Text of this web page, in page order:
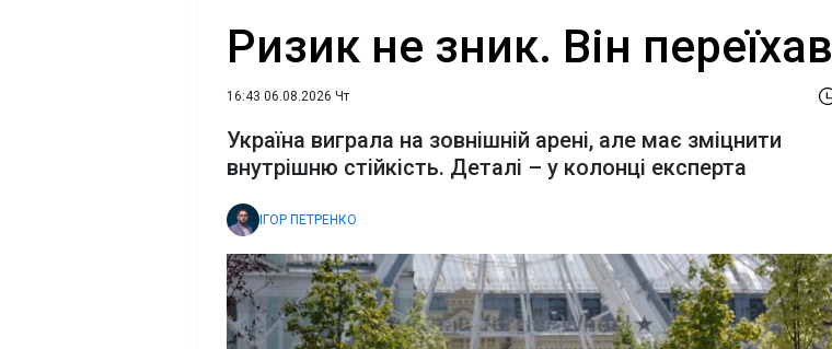
Ризик не зник. Він переїхав
16:43 06.08.2026 Чт
Україна виграла на зовнішній арені, але має зміцнити
внутрішню стійкість. Деталі – у колонці експерта
ІГОР ПЕТРЕНКО